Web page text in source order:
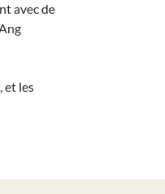
avec de
et les